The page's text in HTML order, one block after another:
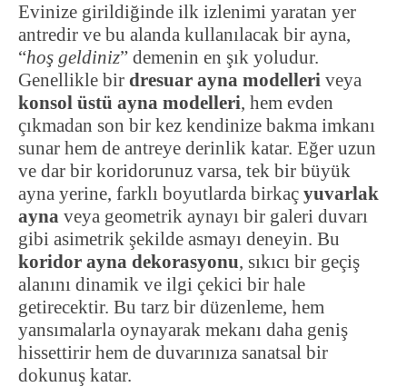
Evinize girildiğinde ilk izlenimi yaratan yer
antredir ve bu alanda kullanılacak bir ayna,
“hoş geldiniz” demenin en şık yoludur.
Genellikle bir dresuar ayna modelleri veya
konsol üstü ayna modelleri, hem evden
çıkmadan son bir kez kendinize bakma imkanı
sunar hem de antreye derinlik katar. Eğer uzun
ve dar bir koridorunuz varsa, tek bir büyük
ayna yerine, farklı boyutlarda birkaç yuvarlak
ayna veya geometrik aynayı bir galeri duvarı
gibi asimetrik şekilde asmayı deneyin. Bu
koridor ayna dekorasyonu, sıkıcı bir geçiş
alanını dinamik ve ilgi çekici bir hale
getirecektir. Bu tarz bir düzenleme, hem
yansımalarla oynayarak mekanı daha geniş
hissettirir hem de duvarınıza sanatsal bir
dokunuş katar.